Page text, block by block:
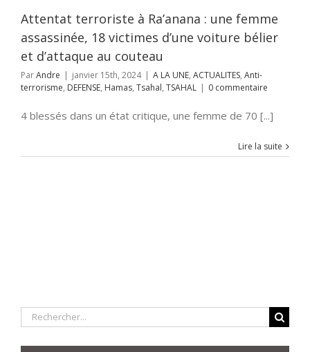
Tsahal TSAHAL
Attentat terroriste à Ra’anana : une femme
assassinée, 18 victimes d’une voiture bélier
et d’attaque au couteau
ParAndre | janvier 15th, 2024 | A LA UNE, ACTUALITES, Anti-
terrorisme, DEFENSE, Hamas, Tsahal, TSAHAL | 0 commentaire
4 blessés dans un état critique, une femme de 70 [...]
Lire la suite
Rechercher: